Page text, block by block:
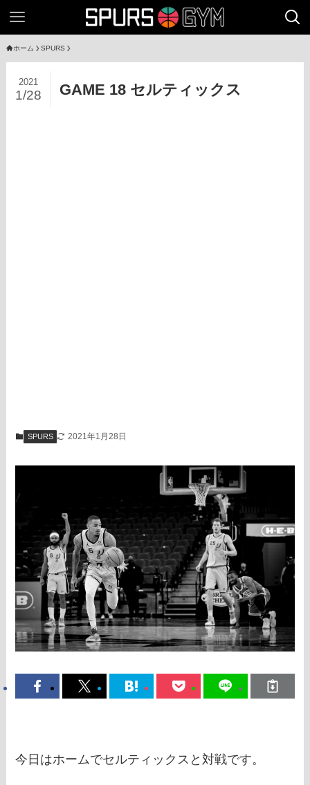
ホーム SPURS
GAME 18 セルティックス
2021
1/28
SPURS 2021年1月28日
今日はホームでセルティックスと対戦です。